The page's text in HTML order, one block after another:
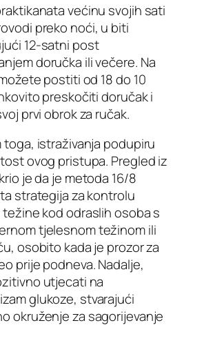
većinu svojih sati
preko noći, u biti
12-satni post
doručka ili večere. Na
postiti od 18 do 10
preskočiti doručak i
prvi obrok za ručak.
toga, istraživanja podupiru
ovog pristupa. Pregled iz
je da je metoda 16/8
strategija za kontrolu
kod odraslih osoba s
tjelesnom težinom ili
osobito kada je prozor za
prije podneva. Nadalje,
utjecati na
glukoze, stvarajući
okruženje za sagorijevanje